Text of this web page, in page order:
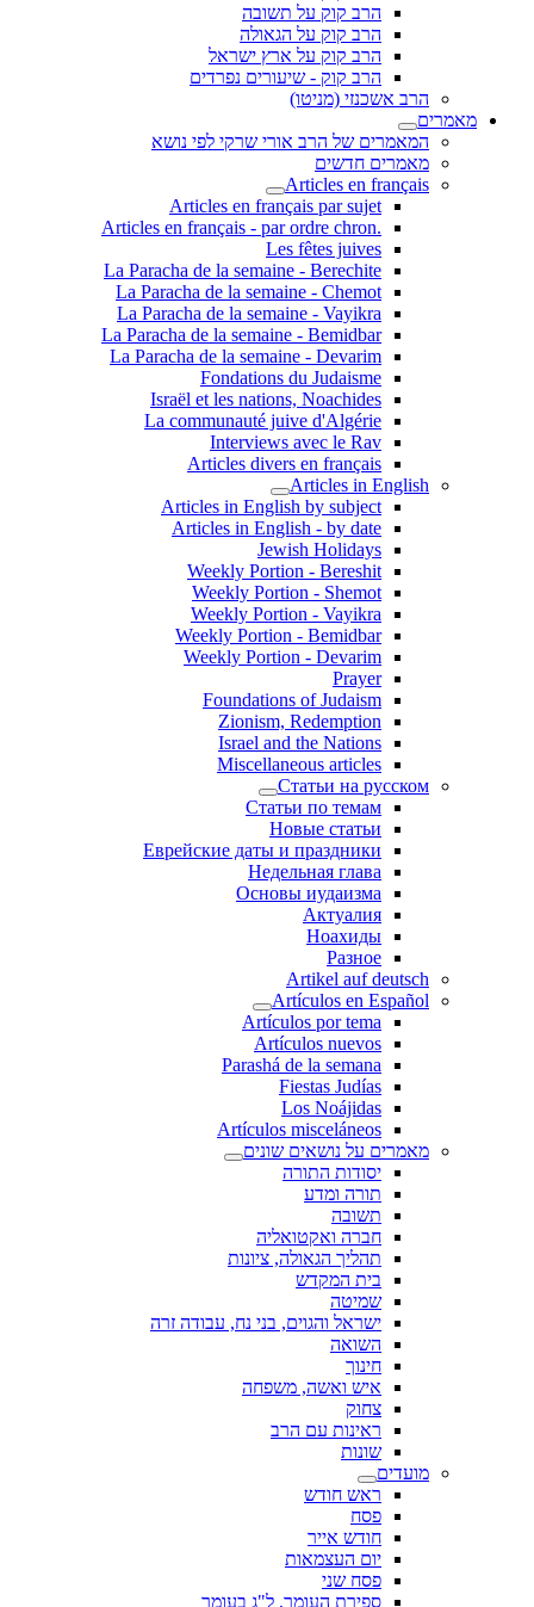
הרב קוק על תשובה
הרב קוק על הגאולה
הרב קוק על ארץ ישראל
הרב קוק - שיעורים נפרדים
הרב אשכנזי (מניטו)
מאמרים
המאמרים של הרב אורי שרקי לפי נושא
מאמרים חדשים
Articles en français
Articles en français par sujet
.Articles en français - par ordre chron
Les fêtes juives
La Paracha de la semaine - Berechite
La Paracha de la semaine - Chemot
La Paracha de la semaine - Vayikra
La Paracha de la semaine - Bemidbar
La Paracha de la semaine - Devarim
Fondations du Judaisme
Israël et les nations, Noachides
La communauté juive d'Algérie
Interviews avec le Rav
Articles divers en français
Articles in English
Articles in English by subject
Articles in English - by date
Jewish Holidays
Weekly Portion - Bereshit
Weekly Portion - Shemot
Weekly Portion - Vayikra
Weekly Portion - Bemidbar
Weekly Portion - Devarim
Prayer
Foundations of Judaism
Zionism, Redemption
Israel and the Nations
Miscellaneous articles
Статьи на русском
Статьи по темам
Новые статьи
Еврейские даты и праздники
Недельная глава
Основы иудаизма
Актуалия
Ноахиды
Разное
Artikel auf deutsch
Artículos en Español
Artículos por tema
Artículos nuevos
Parashá de la semana
Fiestas Judías
Los Noájidas
Artículos misceláneos
מאמרים על נושאים שונים
יסודות התורה
תורה ומדע
תשובה
חברה ואקטואליה
תהליך הגאולה, ציונות
בית המקדש
שמיטה
ישראל והגוים, בני נח, עבודה זרה
השואה
חינוך
איש ואשה, משפחה
צחוק
ראינות עם הרב
שונות
מועדים
ראש חודש
פסח
חודש אייר
יום העצמאות
פסח שני
ספירת העומר, ל"ג בעומר